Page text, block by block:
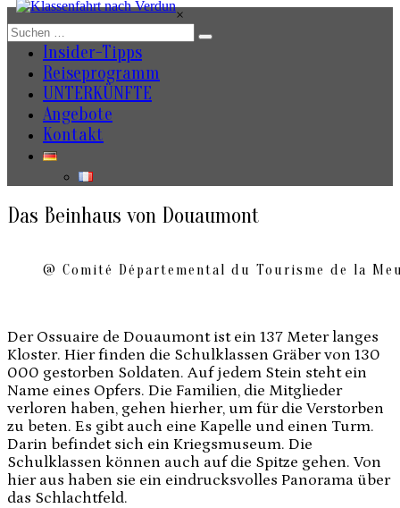
Zum
Inhalt
springen
×
Insider-Tipps
Reiseprogramm
UNTERKÜNFTE
Angebote
Kontakt
Das Beinhaus von Douaumont
@ Comité Départemental du Tourisme de la
Der Ossuaire de Douaumont ist ein 137 Meter langes
Kloster. Hier finden die Schulklassen Gräber von 130
000 gestorben Soldaten. Auf jedem Stein steht ein
Name eines Opfers. Die Familien, die Mitglieder
verloren haben, gehen hierher, um für die Verstorben
zu beten. Es gibt auch eine Kapelle und einen Turm.
Darin befindet sich ein Kriegsmuseum. Die
Schulklassen können auch auf die Spitze gehen. Von
hier aus haben sie ein eindrucksvolles Panorama über
das Schlachtfeld.